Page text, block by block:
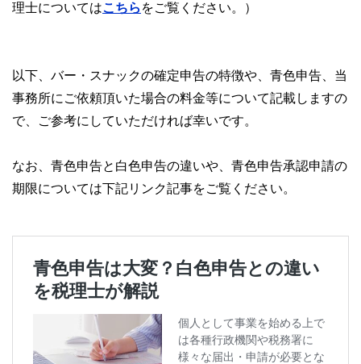
理士についてはこちら をご覧ください。）
以下、バー・スナックの確定申告の特徴や、青色申告、当
事務所にご依頼頂いた場合の料金等について記載しますの
で、ご参考にしていただければ幸いです。
なお、青色申告と白色申告の違いや、青色申告承認申請の
期限については下記リンク記事をご覧ください。